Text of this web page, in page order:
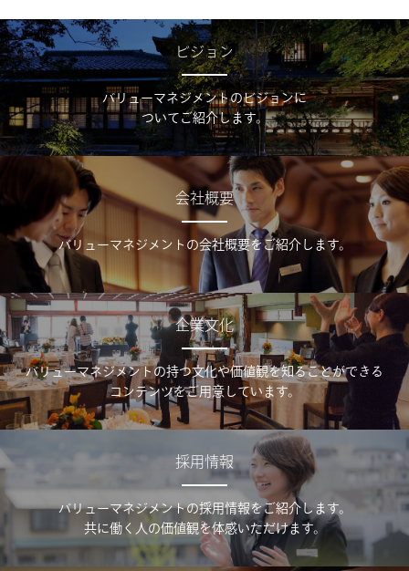
ビジョン
バリューマネジメントのビジョンに
ついてご紹介します。
会社概要
バリューマネジメントの会社概要をご紹介します。
企業文化
バリューマネジメントの持つ文化や価値観を知ることができる
コンテンツをご用意しています。
採用情報
バリューマネジメントの採用情報をご紹介します。
共に働く人の価値観を体感いただけます。